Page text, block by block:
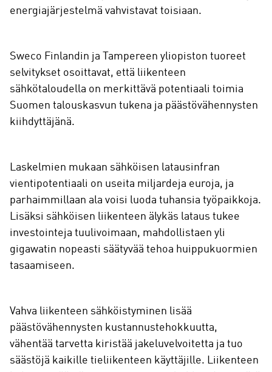
energiajärjestelmä vahvistavat toisiaan.
Sweco Finlandin ja Tampereen yliopiston tuoreet
selvitykset osoittavat, että liikenteen
sähkötaloudella on merkittävä potentiaali toimia
Suomen talouskasvun tukena ja päästövähennysten
kiihdyttäjänä.
Laskelmien mukaan sähköisen latausinfran
vientipotentiaali on useita miljardeja euroja, ja
parhaimmillaan ala voisi luoda tuhansia työpaikkoja.
Lisäksi sähköisen liikenteen älykäs lataus tukee
investointeja tuulivoimaan, mahdollistaen yli
gigawatin nopeasti säätyvää tehoa huippukuormien
tasaamiseen.
Vahva liikenteen sähköistyminen lisää
päästövähennysten kustannustehokkuutta,
vähentää tarvetta kiristää jakeluvelvoitetta ja tuo
säästöjä kaikille tieliikenteen käyttäjille. Liikenteen